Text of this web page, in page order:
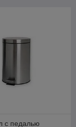
с педалью